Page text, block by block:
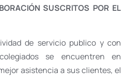
SUSCRITOS POR EL
de servicio publico y con
se encuentren en
asistencia a sus clientes, el